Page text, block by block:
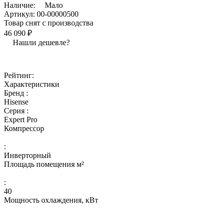
Наличие:
Мало
Артикул: 00-00000500
Товар снят с производства
46 090 ₽
Нашли дешевле?
Рейтинг:
Характеристики
Бренд :
Hisense
Серия :
Expert Pro
Компрессор
:
Инверторный
Площадь помещения м²
:
40
Мощность охлаждения, кВт